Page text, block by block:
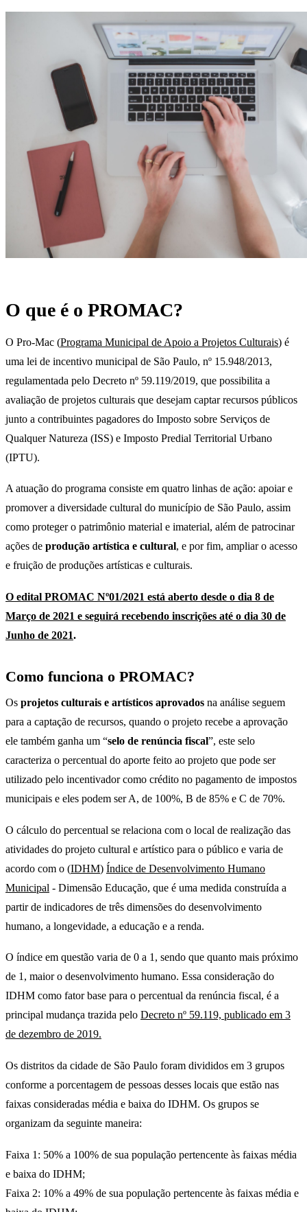
O que é o PROMAC?
O Pro-Mac (Programa Municipal de Apoio a Projetos Culturais) é
uma lei de incentivo municipal de São Paulo, nº 15.948/2013,
regulamentada pelo Decreto nº 59.119/2019, que possibilita a
avaliação de projetos culturais que desejam captar recursos públicos
junto a contribuintes pagadores do Imposto sobre Serviços de
Qualquer Natureza (ISS) e Imposto Predial Territorial Urbano
(IPTU).
A atuação do programa consiste em quatro linhas de ação: apoiar e
promover a diversidade cultural do município de São Paulo, assim
como proteger o patrimônio material e imaterial, além de patrocinar
ações de produção artística e cultural, e por fim, ampliar o acesso
e fruição de produções artísticas e culturais.
O edital PROMAC Nº01/2021 está aberto desde o dia 8 de
Março de 2021 e seguirá recebendo inscrições até o dia 30 de
Junho de 2021.
Como funciona o PROMAC?
Os projetos culturais e artísticos aprovados na análise seguem
para a captação de recursos, quando o projeto recebe a aprovação
ele também ganha um “selo de renúncia fiscal”, este selo
caracteriza o percentual do aporte feito ao projeto que pode ser
utilizado pelo incentivador como crédito no pagamento de impostos
municipais e eles podem ser A, de 100%, B de 85% e C de 70%.
O cálculo do percentual se relaciona com o local de realização das
atividades do projeto cultural e artístico para o público e varia de
acordo com o (IDHM) Índice de Desenvolvimento Humano
Municipal - Dimensão Educação, que é uma medida construída a
partir de indicadores de três dimensões do desenvolvimento
humano, a longevidade, a educação e a renda.
O índice em questão varia de 0 a 1, sendo que quanto mais próximo
de 1, maior o desenvolvimento humano. Essa consideração do
IDHM como fator base para o percentual da renúncia fiscal, é a
principal mudança trazida pelo Decreto nº 59.119, publicado em 3
de dezembro de 2019.
Os distritos da cidade de São Paulo foram divididos em 3 grupos
conforme a porcentagem de pessoas desses locais que estão nas
faixas consideradas média e baixa do IDHM. Os grupos se
organizam da seguinte maneira:
Faixa 1: 50% a 100% de sua população pertencente às faixas média
e baixa do IDHM;
Faixa 2: 10% a 49% de sua população pertencente às faixas média e